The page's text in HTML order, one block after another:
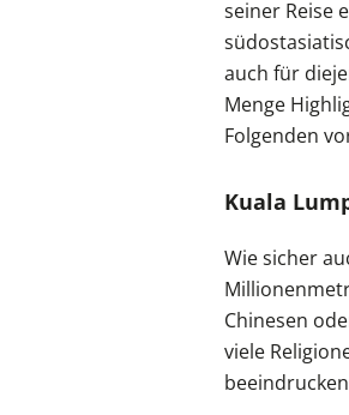
seiner Reise
auch für
Menge
Folgenden
Kuala
Wie sicher
Chinesen
viele